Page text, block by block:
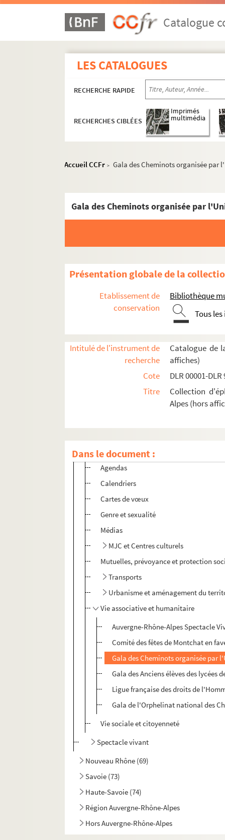
Catalogue
LES CATALOGUES
RECHERCHE RAPIDE
RECHERCHES CIBLÉES
Imprimés
multimédia
Accueil CCFr > Gala des Cheminots organisée par
Présentation globale de la
Etablissement de
conservation
Bibliothèque
Tous
Intitulé de l'instrument de
recherche
Catalogue de
affiches)
Cote
DLR 00001-DLR
Titre
Collection
Alpes (hors
Dans le document :
Allier (03)
Drôme (26)
Isère (38)
Métropole de Lyon (69)
Administration
Culture et arts
Économie, commerce, industrie et
Éducation et enseignement
Loisirs, tourisme et sports
Politique, droit, Police, Armée
Société
Agendas
Calendriers
Cartes de vœux
Genre et sexualité
Médias
MJC et Centres culturels
Mutuelles, prévoyance et protection
Transports
Urbanisme et aménagement du
Vie associative et humanitaire
Auvergne-Rhône-Alpes Spectacle
Comité des fêtes de Montchat en
Gala des Cheminots organisée par
Gala des Anciens élèves des lycées
Ligue française des droits de
Gala de l'Orphelinat national des
Vie sociale et citoyenneté
Spectacle vivant
Nouveau Rhône (69)
Savoie (73)
Haute-Savoie (74)
Région Auvergne-Rhône-Alpes
Hors Auvergne-Rhône-Alpes